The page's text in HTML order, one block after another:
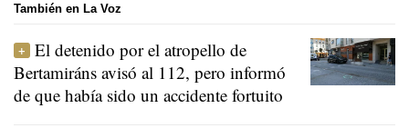
También en La Voz
El detenido por el atropello de
Bertamiráns avisó al 112, pero informó
de que había sido un accidente fortuito